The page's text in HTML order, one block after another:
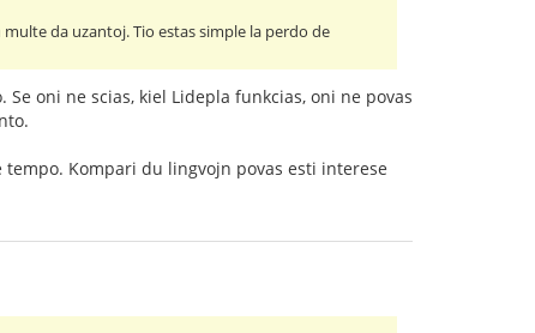
da uzantoj. Tio estas simple la perdo de
oni ne scias, kiel Lidepla funkcias, oni ne povas
Kompari du lingvojn povas esti interese